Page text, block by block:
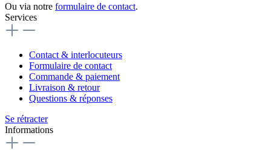
Ou via notre formulaire de contact.
Services
Contact & interlocuteurs
Formulaire de contact
Commande & paiement
Livraison & retour
Questions & réponses
Se rétracter
Informations